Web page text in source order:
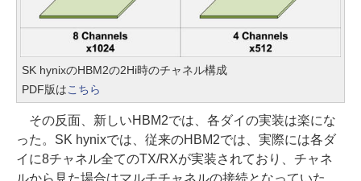
SK hynixのHBM2の2Hi時のチャネル構成
PDF版はこちら
その反面、新しいHBM2では、各ダイの実装は楽にな
った。SK hynixでは、従来のHBM2では、実際には各ダ
イに8チャネル全てのTX/RXが実装されており、チャネ
ルから見た場合はマルチチャネルの接続となっていた。